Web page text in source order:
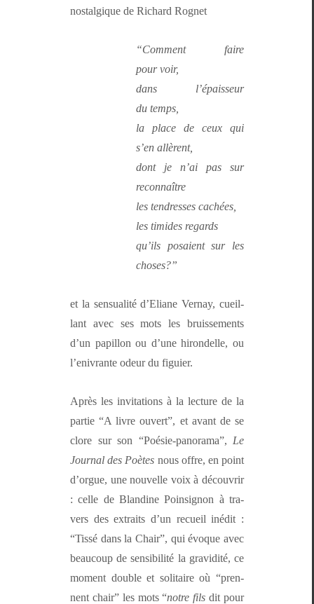
nos­tal­gique de Richard Rognet
“Com­ment faire
pour voir,
dans l’é­pais­seur
du temps,
la place de ceux qui
s’en allèrent,
dont je n’ai pas sur
reconnaître
les ten­dress­es cachées,
les timides regards
qu’ils posaient sur les
choses?”
et la sen­su­al­ité d’Eliane Ver­nay, cueil­
lant avec ses mots les bruisse­ments
d’un papil­lon ou d’une hiron­delle, ou
l’enivrante odeur du figuier.
Après les invi­ta­tions à la lec­ture de la
par­tie “A livre ouvert”, et avant de se
clore sur son “Poésie-panora­ma”, Le
Jour­nal des Poètes nous offre, en point
d’orgue, une nou­velle voix à décou­vrir
: celle de Blan­dine Poinsignon à tra­
vers des extraits d’un recueil inédit :
“Tis­sé dans la Chair”, qui évoque avec
beau­coup de sen­si­bil­ité la gra­vid­ité, ce
moment dou­ble et soli­taire où “pren­
nent chair” les mots “notre fils dit pour